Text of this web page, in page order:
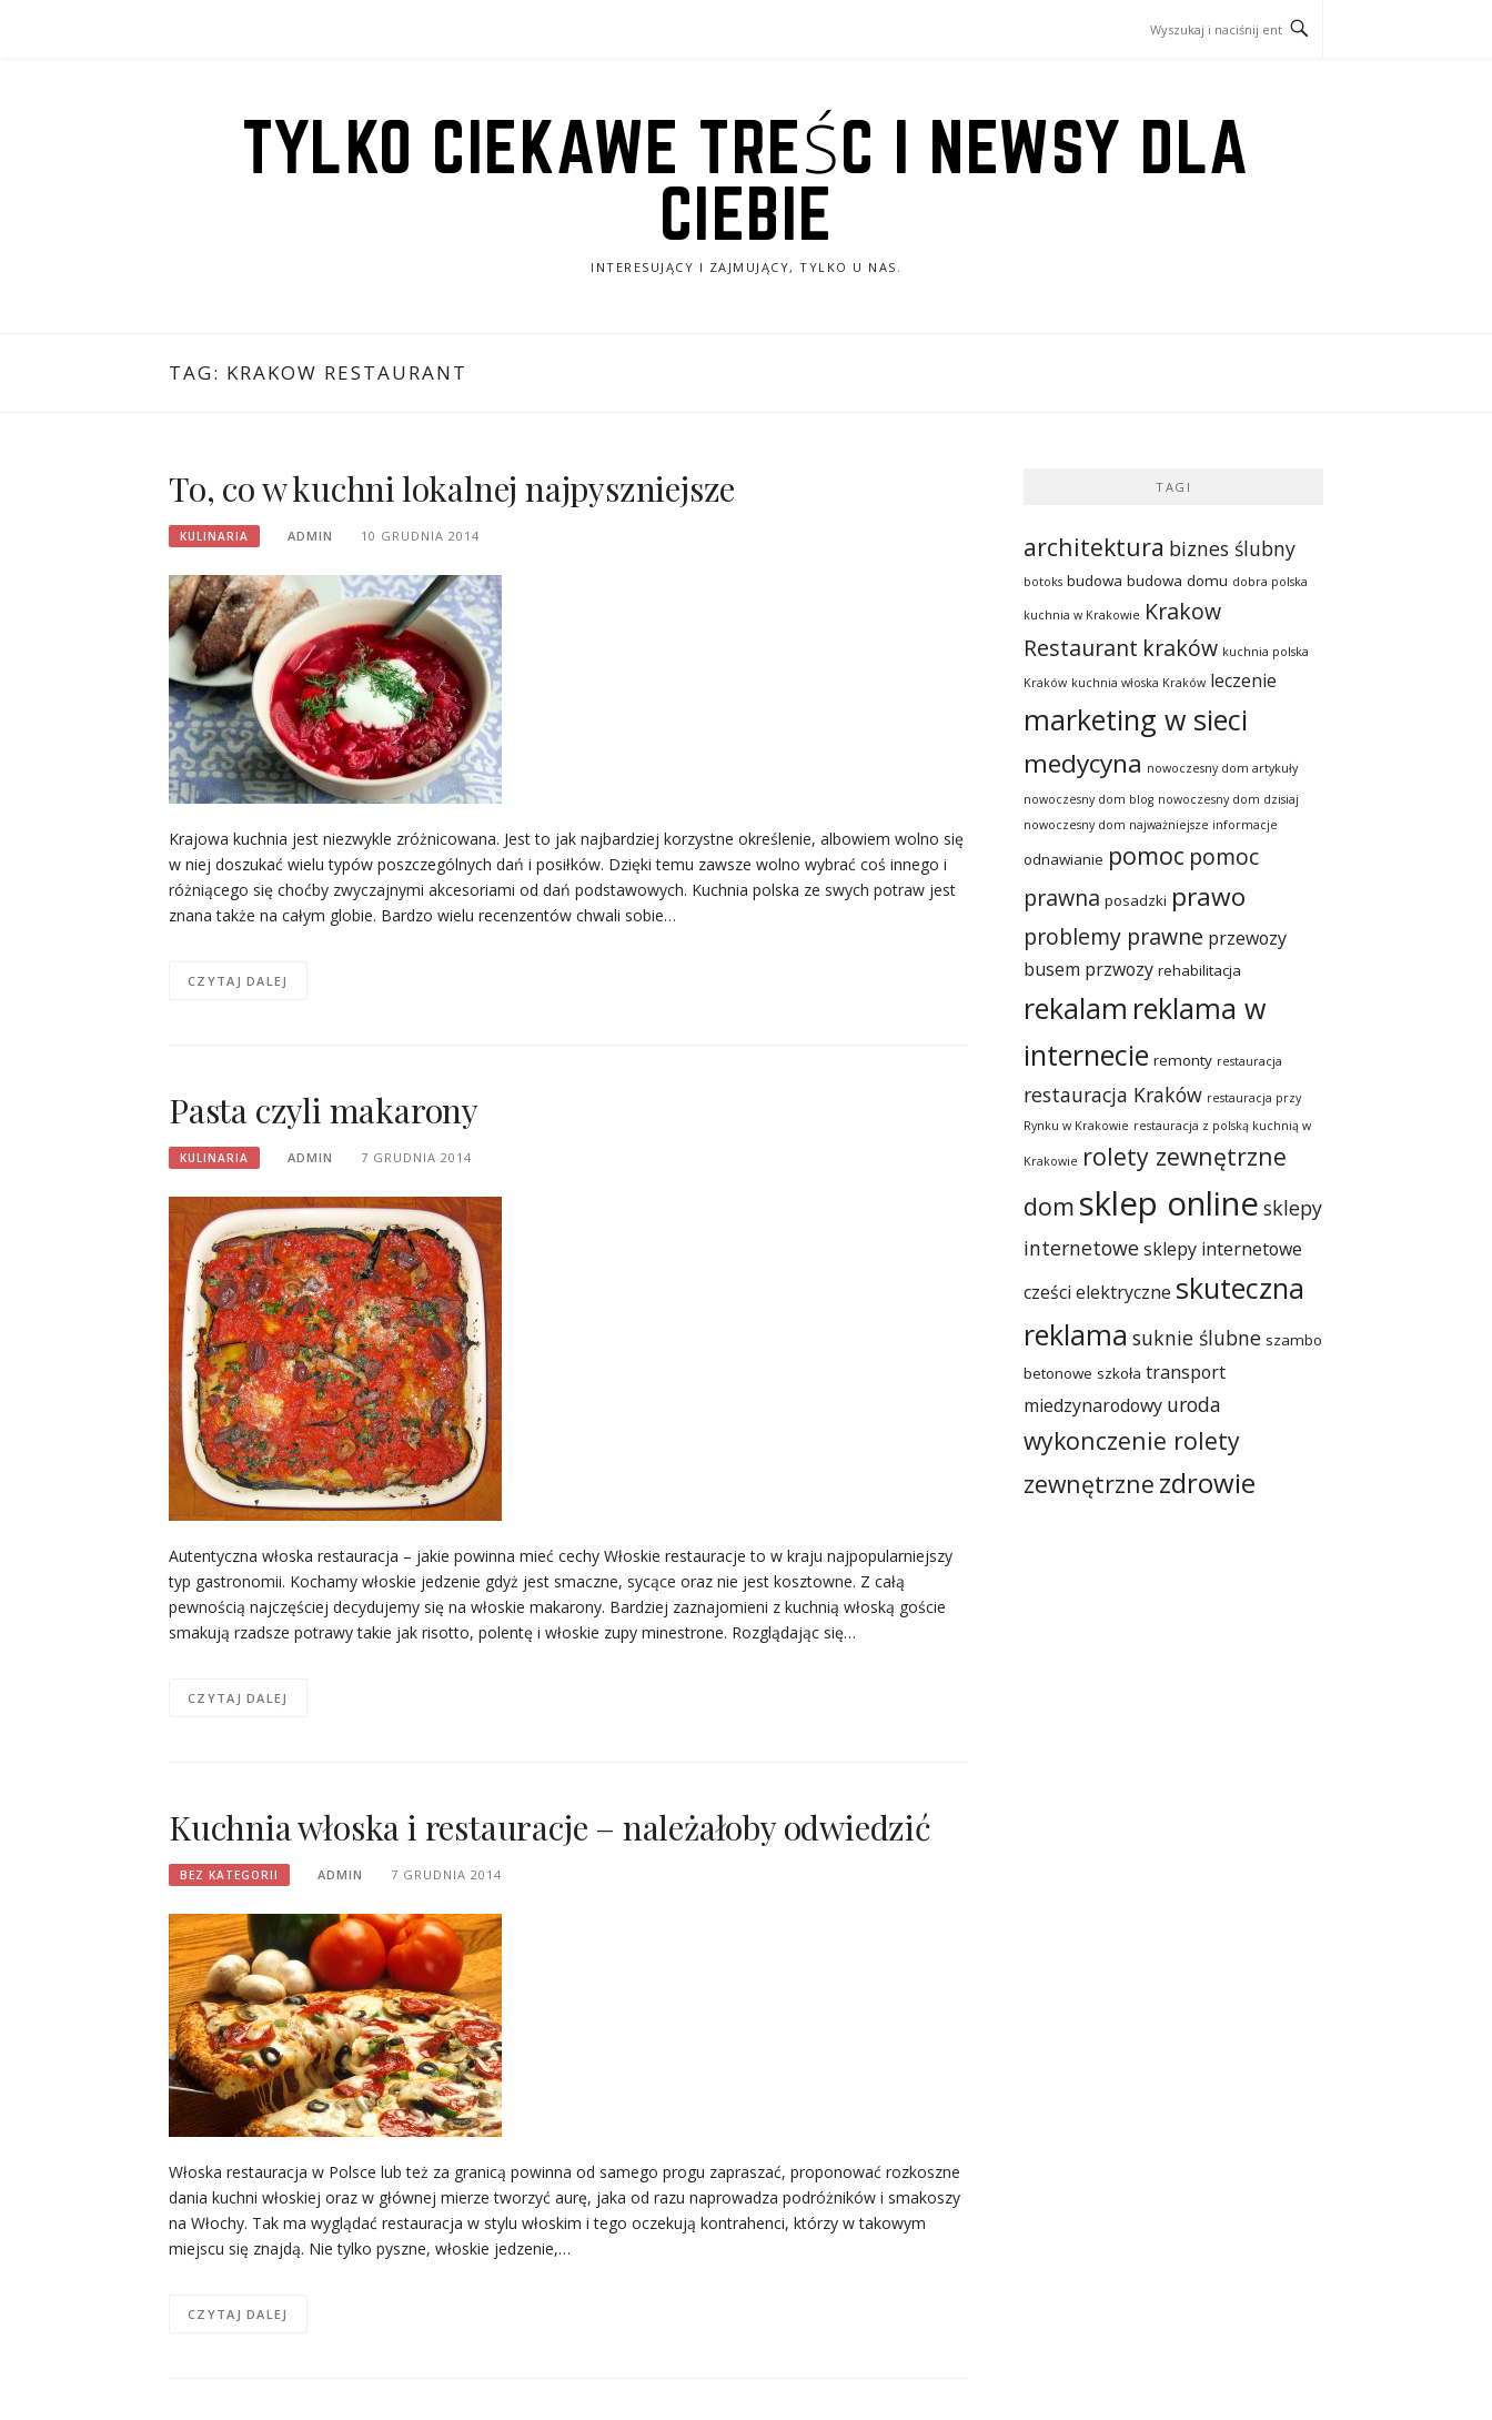
TYLKO CIEKAWE TREŚC I NEWSY DLA
CIEBIE
INTERESUJĄCY I ZAJMUJĄCY, TYLKO U NAS.
TAG: KRAKOW RESTAURANT
To, co w kuchni lokalnej najpyszniejsze
KULINARIA ADMIN 10 GRUDNIA 2014
Krajowa kuchnia jest niezwykle zróżnicowana. Jest to jak najbardziej korzystne określenie, albowiem wolno się
w niej doszukać wielu typów poszczególnych dań i posiłków. Dzięki temu zawsze wolno wybrać coś innego i
różniącego się choćby zwyczajnymi akcesoriami od dań podstawowych. Kuchnia polska ze swych potraw jest
znana także na całym globie. Bardzo wielu recenzentów chwali sobie…
CZYTAJ DALEJ
Pasta czyli makarony
KULINARIA ADMIN 7 GRUDNIA 2014
Autentyczna włoska restauracja – jakie powinna mieć cechy Włoskie restauracje to w kraju najpopularniejszy
typ gastronomii. Kochamy włoskie jedzenie gdyż jest smaczne, sycące oraz nie jest kosztowne. Z całą
pewnością najczęściej decydujemy się na włoskie makarony. Bardziej zaznajomieni z kuchnią włoską goście
smakują rzadsze potrawy takie jak risotto, polentę i włoskie zupy minestrone. Rozglądając się…
CZYTAJ DALEJ
Kuchnia włoska i restauracje – należałoby odwiedzić
BEZ KATEGORII ADMIN 7 GRUDNIA 2014
Włoska restauracja w Polsce lub też za granicą powinna od samego progu zapraszać, proponować rozkoszne
dania kuchni włoskiej oraz w głównej mierze tworzyć aurę, jaka od razu naprowadza podróżników i smakoszy
na Włochy. Tak ma wyglądać restauracja w stylu włoskim i tego oczekują kontrahenci, którzy w takowym
miejscu się znajdą. Nie tylko pyszne, włoskie jedzenie,…
CZYTAJ DALEJ
TAGI
architektura biznes ślubny
botoks budowa budowa domu dobra polska
kuchnia w Krakowie Krakow
Restaurant kraków kuchnia polska
Kraków kuchnia włoska Kraków leczenie
marketing w sieci
medycyna nowoczesny dom artykuły
nowoczesny dom blog nowoczesny dom dzisiaj
nowoczesny dom najważniejsze informacje
odnawianie pomoc pomoc
prawna posadzki prawo
problemy prawne przewozy
busem przwozy rehabilitacja
rekalam reklama w
internecie remonty restauracja
restauracja Kraków restauracja przy
Rynku w Krakowie restauracja z polską kuchnią w
Krakowie rolety zewnętrzne
dom sklep online sklepy
internetowesklepy internetowe
cześci elektryczne skuteczna
reklama suknie ślubne szambo
betonowe szkoła transport
miedzynarodowy uroda
wykonczenie rolety
zewnętrzne zdrowie